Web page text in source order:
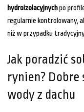
hydroizolacyjnychpo
regularnie kontrolowany,
niż w przypadku
Jak poradzić
rynien? Dobre
wody z dachu